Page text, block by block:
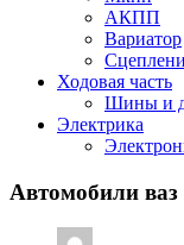
АКПП
Вариатор
Ходовая часть
Шины и
Электрика
Автомобили